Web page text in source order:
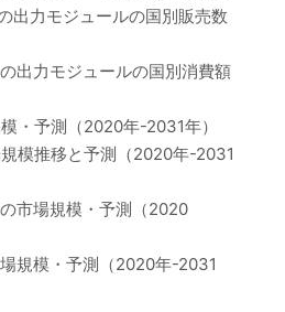
出力モジュールの国別販売数
出力モジュールの国別消費額
・予測（2020年-2031年）
模推移と予測（2020年-2031
市場規模・予測（2020
規模・予測（2020年-2031